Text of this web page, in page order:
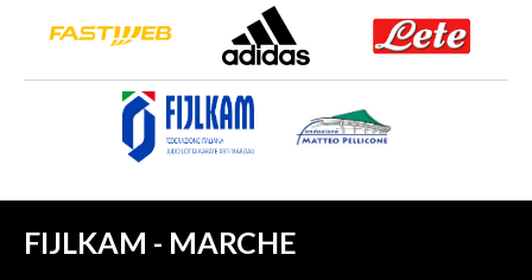
FIJLKAM - MARCHE